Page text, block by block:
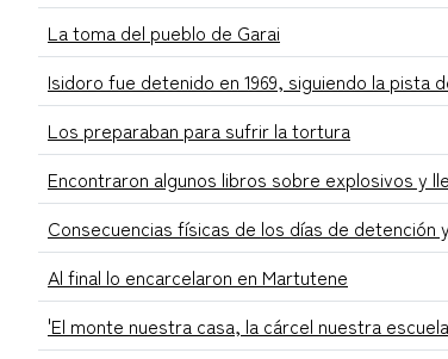
La toma del pueblo de Garai
Isidoro fue detenido en 1969, siguiendo la pista
Los preparaban para sufrir la tortura
Encontraron algunos libros sobre explosivos y
Consecuencias físicas de los días de detención
Al final lo encarcelaron en Martutene
'El monte nuestra casa, la cárcel nuestra